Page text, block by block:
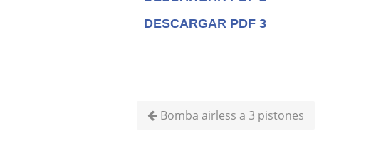
DESCARGAR PDF 3
Bomba airless a 3 pistones